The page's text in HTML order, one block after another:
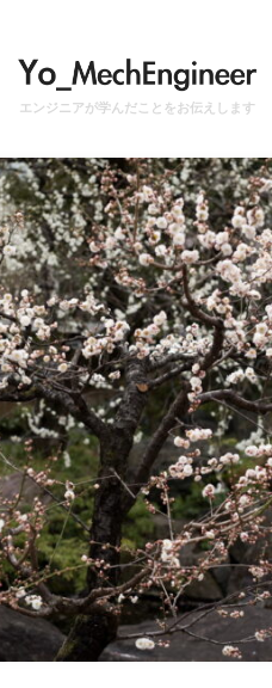
エンジニアが学んだことをお伝えします